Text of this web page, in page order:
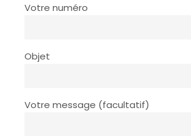
Votre numéro
Objet
Votre message (facultatif)